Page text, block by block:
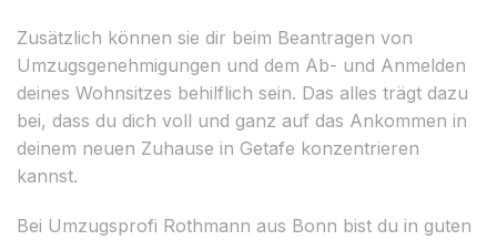
Zusätzlich können sie dir beim Beantragen von
Umzugsgenehmigungen und dem Ab- und Anmelden
deines Wohnsitzes behilflich sein. Das alles trägt dazu
bei, dass du dich voll und ganz auf das Ankommen in
deinem neuen Zuhause in Getafe konzentrieren
kannst.
Bei Umzugsprofi Rothmann aus Bonn bist du in guten